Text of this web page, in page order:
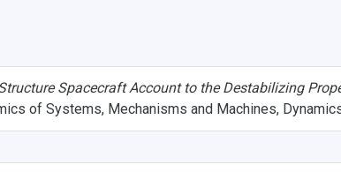
Spacecraft Account to the Destabilizing
of Systems, Mechanisms and Machines,